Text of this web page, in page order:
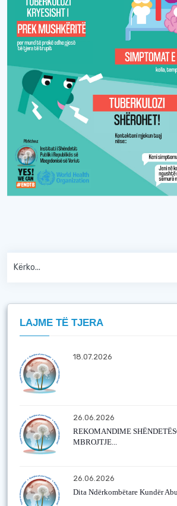
LAJME TË TJERA
18.07.2026
26.06.2026
REKOMANDIME
MBROJTJE...
26.06.2026
Dita Ndërkombëtare Kundër